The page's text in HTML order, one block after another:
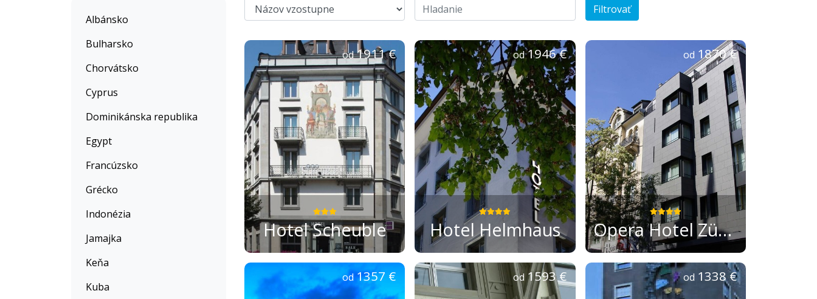
Albánsko
Bulharsko
Chorvátsko
Cyprus
Dominikánska republika
Egypt
Francúzsko
Grécko
Indonézia
Jamajka
Keňa
Kuba
Filtrovať
Hotel Scheuble
od1911 €
Hotel Helmhaus
od1946 €
Opera Hotel Zürich
od 1870 €
od 1357 € od 1593 € od 1338 €